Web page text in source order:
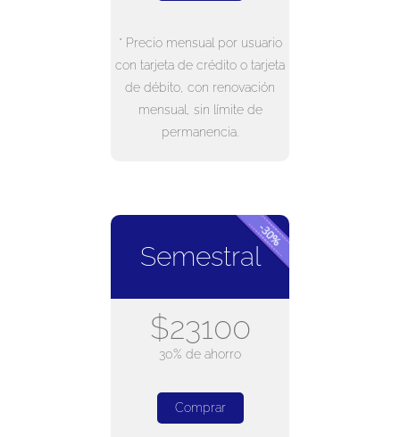
* Precio mensual por usuario
con tarjeta de crédito o tarjeta
de débito, con renovación
mensual, sin límite de
permanencia.
Semestral
$23100
30% de ahorro
Comprar